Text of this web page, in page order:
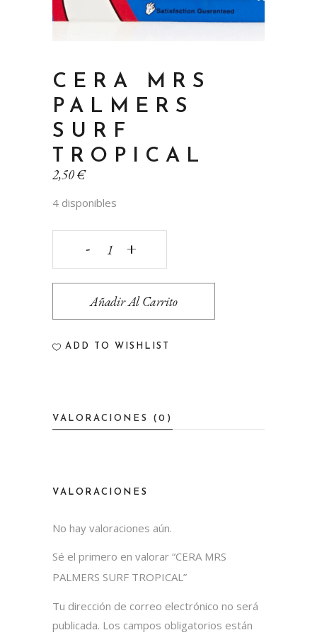
CERA MRS
PALMERS
SURF
TROPICAL
2,50€
4 disponibles
SURF
Añadir Al Carrito
ADD TO WISHLIST
VALORACIONES (0)
VALORACIONES
No hay valoraciones aún.
Sé el primero en valorar “CERA MRS
PALMERS SURF TROPICAL”
Tu dirección de correo electrónico no será
publicada. Los campos obligatorios están